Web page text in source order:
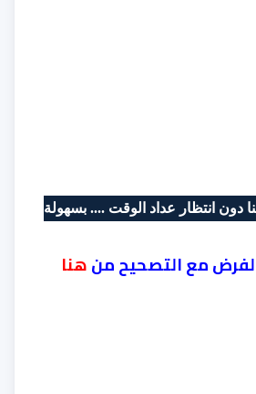
دون انتظار عداد الوقت .... بسهولة
مع التصحيح منهنا